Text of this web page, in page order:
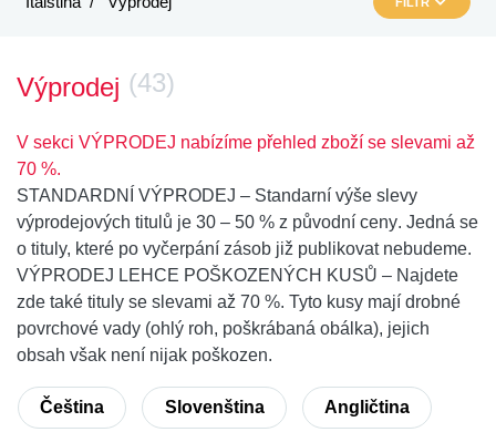
Výprodej (43)
V sekci VÝPRODEJ nabízíme přehled zboží se slevami až
70 %.
STANDARDNÍ VÝPRODEJ – Standarní výše slevy
výprodejových titulů je 30 – 50 % z původní ceny. Jedná se
o tituly, které po vyčerpání zásob již publikovat nebudeme.
VÝPRODEJ LEHCE POŠKOZENÝCH KUSŮ – Najdete
zde také tituly se slevami až 70 %. Tyto kusy mají drobné
povrchové vady (ohlý roh, poškrábaná obálka), jejich
obsah však není nijak poškozen.
Čeština Slovenština Angličtina